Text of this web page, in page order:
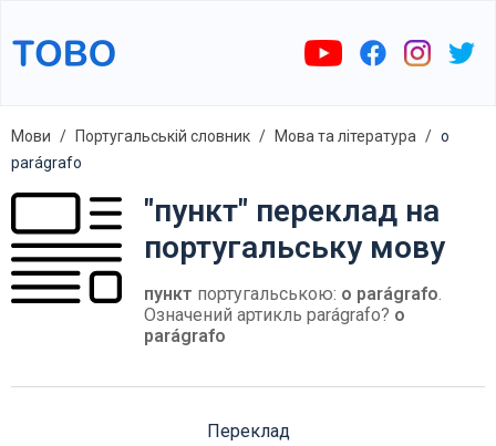
Мови Португальській словник Мова та література
o
parágrafo
"пункт" переклад на
португальську мову
пункт португальською: o parágrafo.
Означений артикль parágrafo? o
parágrafo
Переклад